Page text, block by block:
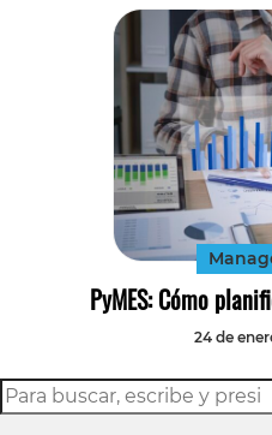
PyMES: Cómo
24 de